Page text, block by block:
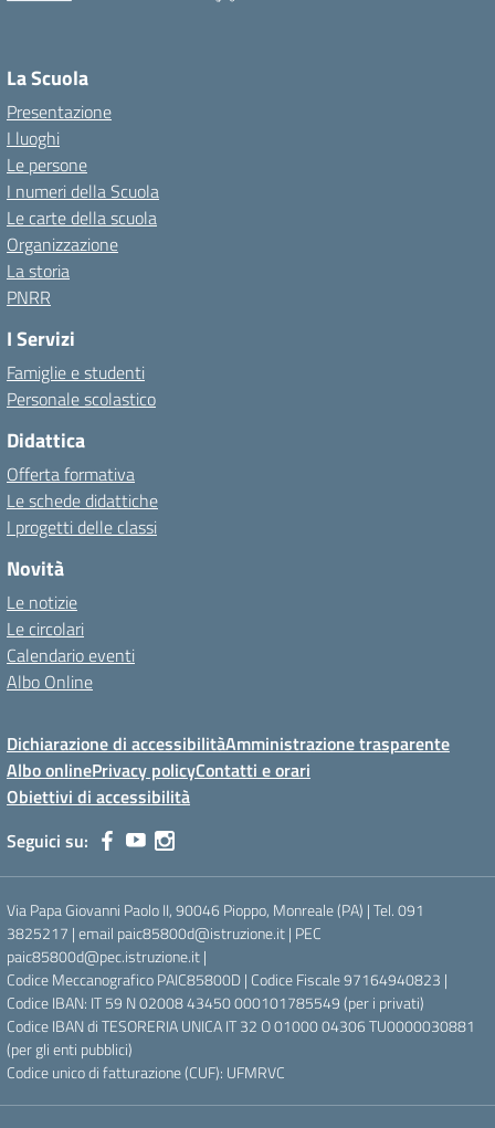
La Scuola
Presentazione
I luoghi
Le persone
I numeri della Scuola
Le carte della scuola
Organizzazione
La storia
PNRR
I Servizi
Famiglie e studenti
Personale scolastico
Didattica
Offerta formativa
Le schede didattiche
I progetti delle classi
Novità
Le notizie
Le circolari
Calendario eventi
Albo Online
Dichiarazione di accessibilitàAmministrazione trasparente
Albo onlinePrivacy policyContatti e orari
Obiettivi di accessibilità
Seguici su:
Via Papa Giovanni Paolo II, 90046 Pioppo, Monreale (PA) | Tel. 091
3825217 | email paic85800d@istruzione.it | PEC
paic85800d@pec.istruzione.it |
Codice Meccanografico PAIC85800D | Codice Fiscale 97164940823 |
Codice IBAN: IT 59 N 02008 43450 000101785549 (per i privati)
Codice IBAN di TESORERIA UNICA IT 32 O 01000 04306 TU0000030881
(per gli enti pubblici)
Codice unico di fatturazione (CUF): UFMRVC